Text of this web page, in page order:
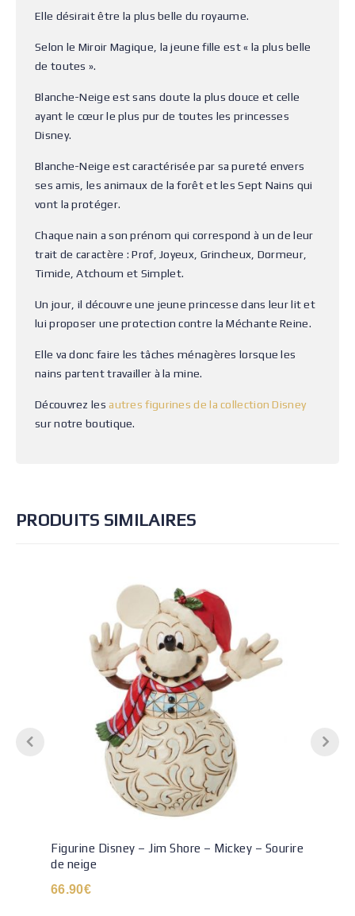
Elle désirait être la plus belle du royaume.
Selon le Miroir Magique, la jeune fille est « la plus belle
de toutes ».
Blanche-Neige est sans doute la plus douce et celle
ayant le cœur le plus pur de toutes les princesses
Disney.
Blanche-Neige est caractérisée par sa pureté envers
ses amis, les animaux de la forêt et les Sept Nains qui
vont la protéger.
Chaque nain a son prénom qui correspond à un de leur
trait de caractère : Prof, Joyeux, Grincheux, Dormeur,
Timide, Atchoum et Simplet.
Un jour, il découvre une jeune princesse dans leur lit et
lui proposer une protection contre la Méchante Reine.
Elle va donc faire les tâches ménagères lorsque les
nains partent travailler à la mine.
Découvrez lesautres figurines de la collection Disney
sur notre boutique.
PRODUITS SIMILAIRES
Figurine Disney – Jim Shore – Mickey – Sourire
de neige
66.90€